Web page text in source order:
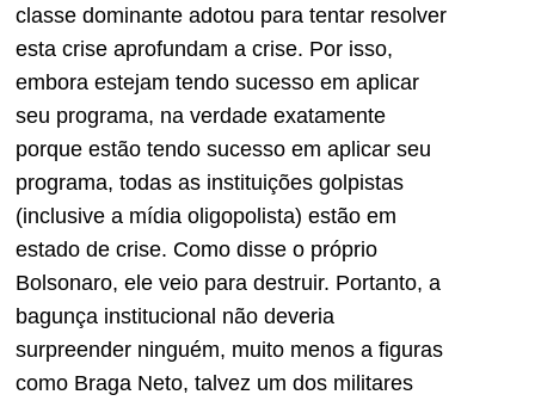
classe dominante adotou para tentar resolver
esta crise aprofundam a crise. Por isso,
embora estejam tendo sucesso em aplicar
seu programa, na verdade exatamente
porque estão tendo sucesso em aplicar seu
programa, todas as instituições golpistas
(inclusive a mídia oligopolista) estão em
estado de crise. Como disse o próprio
Bolsonaro, ele veio para destruir. Portanto, a
bagunça institucional não deveria
surpreender ninguém, muito menos a figuras
como Braga Neto, talvez um dos militares